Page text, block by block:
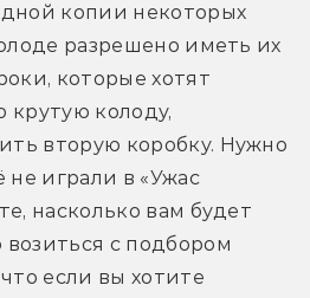
копии некоторых
разрешено иметь их
которые хотят
крутую колоду,
вторую коробку. Нужно
не играли в «Ужас
насколько вам будет
с подбором
если вы хотите